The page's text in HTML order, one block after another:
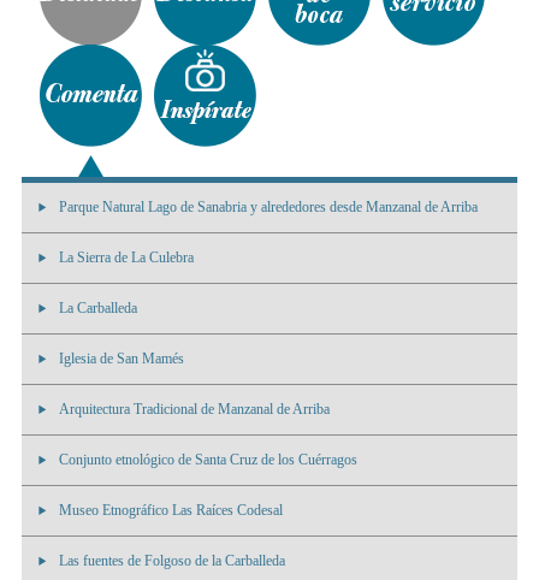
Parque Natural Lago de Sanabria y alrededores desde Manzanal de Arriba
La Sierra de La Culebra
La Carballeda
Iglesia de San Mamés
Arquitectura Tradicional de Manzanal de Arriba
Conjunto etnológico de Santa Cruz de los Cuérragos
Museo Etnográfico Las Raíces Codesal
Las fuentes de Folgoso de la Carballeda